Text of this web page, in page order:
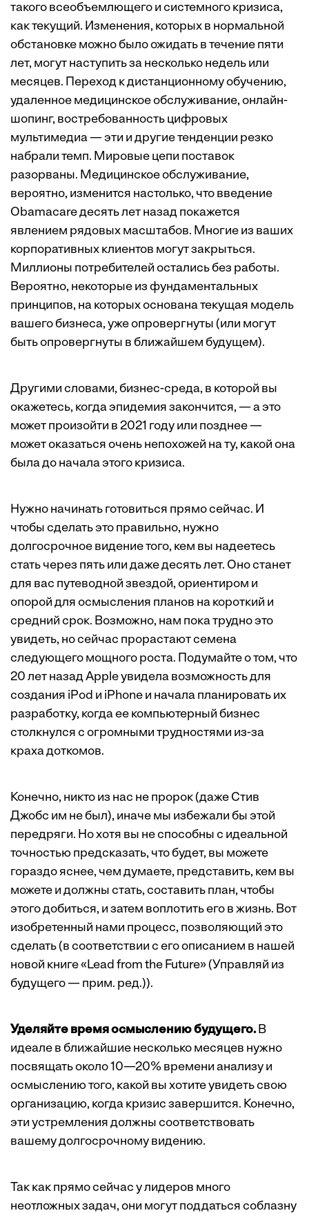
такого всеобъемлющего и системного кризиса,
как текущий. Изменения, которых в нормальной
обстановке можно было ожидать в течение пяти
лет, могут наступить за несколько недель или
месяцев. Переход к дистанционному обучению,
удаленное медицинское обслуживание, онлайн-
шопинг, востребованность цифровых
мультимедиа — эти и другие тенденции резко
набрали темп. Мировые цепи поставок
разорваны. Медицинское обслуживание,
вероятно, изменится настолько, что введение
Obamacare десять лет назад покажется
явлением рядовых масштабов. Многие из ваших
корпоративных клиентов могут закрыться.
Миллионы потребителей остались без работы.
Вероятно, некоторые из фундаментальных
принципов, на которых основана текущая модель
вашего бизнеса, уже опровергнуты (или могут
быть опровергнуты в ближайшем будущем).
Другими словами, бизнес-среда, в которой вы
окажетесь, когда эпидемия закончится, — а это
может произойти в 2021 году или позднее —
может оказаться очень непохожей на ту, какой она
была до начала этого кризиса.
Нужно начинать готовиться прямо сейчас. И
чтобы сделать это правильно, нужно
долгосрочное видение того, кем вы надеетесь
стать через пять или даже десять лет. Оно станет
для вас путеводной звездой, ориентиром и
опорой для осмысления планов на короткий и
средний срок. Возможно, нам пока трудно это
увидеть, но сейчас прорастают семена
следующего мощного роста. Подумайте о том, что
20 лет назад Apple увидела возможность для
создания iPod и iPhone и начала планировать их
разработку, когда ее компьютерный бизнес
столкнулся с огромными трудностями из-за
краха доткомов.
Конечно, никто из нас не пророк (даже Стив
Джобс им не был), иначе мы избежали бы этой
передряги. Но хотя вы не способны с идеальной
точностью предсказать, что будет, вы можете
гораздо яснее, чем думаете, представить, кем вы
можете и должны стать, составить план, чтобы
этого добиться, и затем воплотить его в жизнь. Вот
изобретенный нами процесс, позволяющий это
сделать (в соответствии с его описанием в нашей
новой книге «Lead from the Future» (Управляй из
будущего — прим. ред.)).
Уделяйте время осмыслению будущего.В
идеале в ближайшие несколько месяцев нужно
посвящать около 10—20% времени анализу и
осмыслению того, какой вы хотите увидеть свою
организацию, когда кризис завершится. Конечно,
эти устремления должны соответствовать
вашему долгосрочному видению.
Так как прямо сейчас у лидеров много
неотложных задач, они могут поддаться соблазну